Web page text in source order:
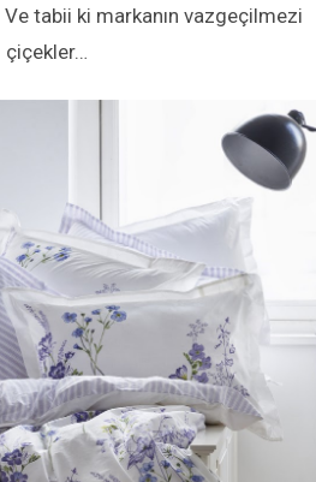
tabii ki markanın vazgeçilmezi
çiçekler…